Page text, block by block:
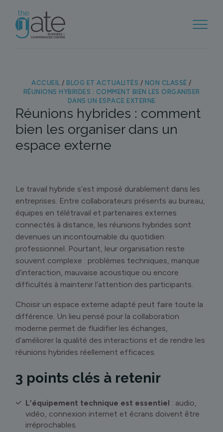
ACCUEIL / BLOG ET ACTUALITÉS / NON CLASSÉ /
RÉUNIONS HYBRIDES : COMMENT BIEN LES ORGANISER
DANS UN ESPACE EXTERNE
Réunions hybrides : comment
bien les organiser dans un
espace externe
Le travail hybride s’est imposé durablement dans les
entreprises. Entre collaborateurs présents au bureau,
équipes en télétravail et partenaires externes
connectés à distance, les réunions hybrides sont
devenues un incontournable du quotidien
professionnel. Pourtant, leur organisation reste
souvent complexe : problèmes techniques, manque
d’interaction, mauvaise acoustique ou encore
difficultés à maintenir l’attention des participants.
Choisir un espace externe adapté peut faire toute la
différence. Un lieu pensé pour la collaboration
moderne permet de fluidifier les échanges,
d’améliorer la qualité des interactions et de rendre les
réunions hybrides réellement efficaces.
3 points clés à retenir
L’équipement technique est essentiel : audio,
vidéo, connexion internet et écrans doivent être
irréprochables.